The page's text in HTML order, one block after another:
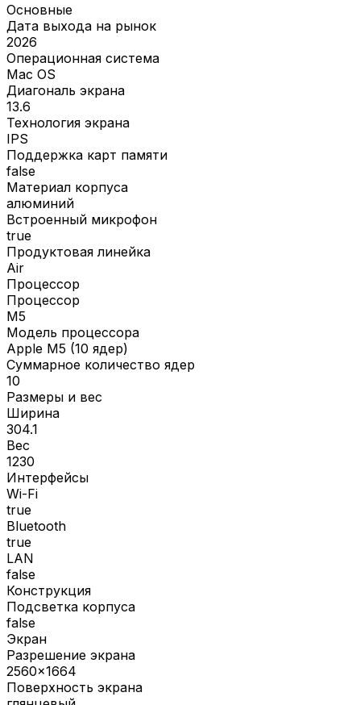
Основные
Дата выхода на рынок
2026
Операционная система
Mac OS
Диагональ экрана
13.6
Технология экрана
IPS
Поддержка карт памяти
false
Материал корпуса
алюминий
Встроенный микрофон
true
Продуктовая линейка
Air
Процессор
Процессор
M5
Модель процессора
Apple M5 (10 ядер)
Суммарное количество ядер
10
Размеры и вес
Ширина
304.1
Вес
1230
Интерфейсы
Wi-Fi
true
Bluetooth
true
LAN
false
Конструкция
Подсветка корпуса
false
Экран
Разрешение экрана
2560x1664
Поверхность экрана